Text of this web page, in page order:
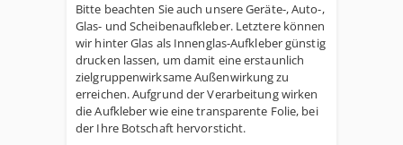
Bitte beachten Sie auch unsere Geräte-, Auto-,
Glas- und Scheibenaufkleber. Letztere können
wir hinter Glas als Innenglas-Aufkleber günstig
drucken lassen, um damit eine erstaunlich
zielgruppenwirksame Außenwirkung zu
erreichen. Aufgrund der Verarbeitung wirken
die Aufkleber wie eine transparente Folie, bei
der Ihre Botschaft hervorsticht.